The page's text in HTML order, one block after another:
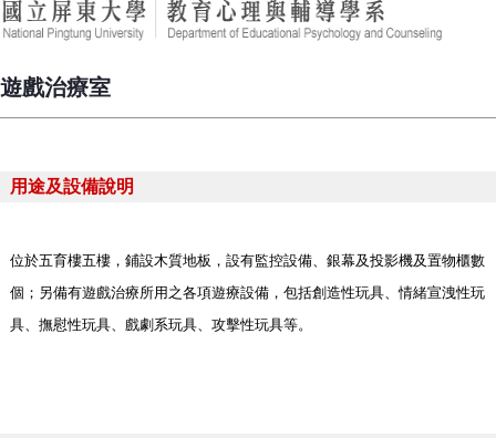
遊戲治療室
用途及設備說明
位於五育樓五樓，鋪設木質地板，設有監控設備、銀幕及投影機及置物櫃數
個；另備有遊戲治療所用之各項遊療設備，包括創造性玩具、情緒宣洩性玩
具、撫慰性玩具、戲劇系玩具、攻擊性玩具等。